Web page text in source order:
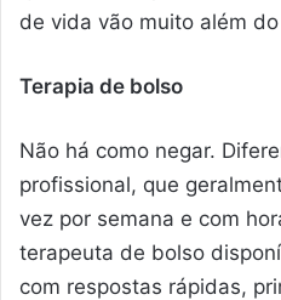
de vida vão muito além
Terapia de bolso
Não há como negar.
profissional, que
vez por semana e com
terapeuta de bolso
com respostas rápidas,